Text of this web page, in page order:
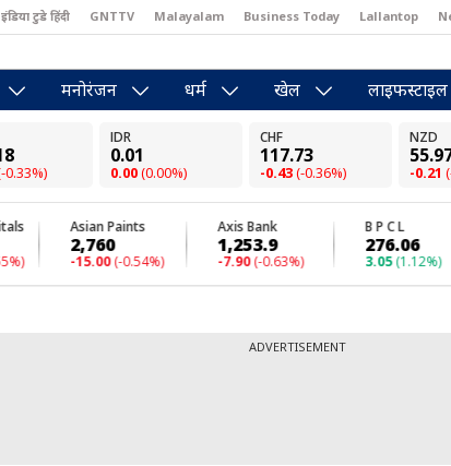
इंडिया टुडे हिंदी GNTTV Malayalam Business Today Lallantop
मनोरंजन धर्म खेल लाइफस्टाइल
ADVERTISEMENT